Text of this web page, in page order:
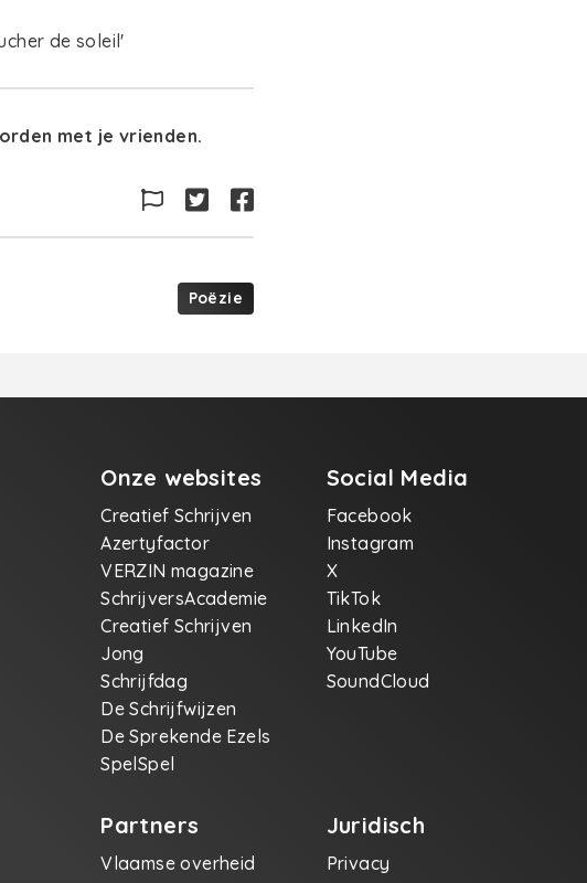
de soleil'
met je vrienden.
Poëzie
Onze websites
Creatief Schrijven
Azertyfactor
VERZIN magazine
SchrijversAcademie
Creatief Schrijven
Jong
Schrijfdag
De Schrijfwijzen
De Sprekende Ezels
SpelSpel
Social Media
Facebook
Instagram
X
TikTok
LinkedIn
YouTube
SoundCloud
Partners
Vlaamse overheid
Juridisch
Privacy